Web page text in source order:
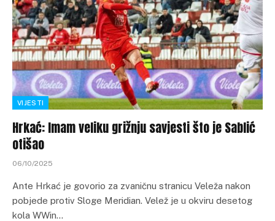
VIJESTI
Hrkać: Imam veliku grižnju savjesti što je Sablić
otišao
06/10/2025
Ante Hrkać je govorio za zvaničnu stranicu Veleža nakon
pobjede protiv Sloge Meridian. Velež je u okviru desetog
kola WWin…